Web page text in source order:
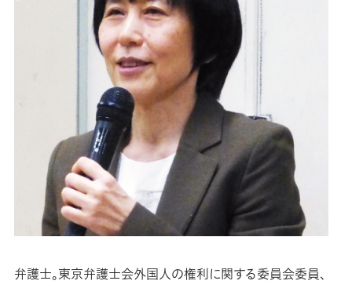
弁護士。東京弁護士会外国人の権利に関する委員会委員、